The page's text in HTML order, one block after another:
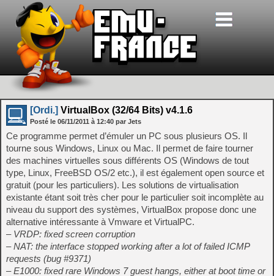
[Ordi.] VirtualBox (32/64 Bits) v4.1.6
Posté le 06/11/2011 à 12:40 par Jets
Ce programme permet d’émuler un PC sous plusieurs OS. Il
tourne sous Windows, Linux ou Mac. Il permet de faire tourner
des machines virtuelles sous différents OS (Windows de tout
type, Linux, FreeBSD OS/2 etc.), il est également open source et
gratuit (pour les particuliers). Les solutions de virtualisation
existante étant soit très cher pour le particulier soit incomplète au
niveau du support des systèmes, VirtualBox propose donc une
alternative intéressante à Vmware et VirtualPC.
– VRDP: fixed screen corruption
– NAT: the interface stopped working after a lot of failed ICMP
requests (bug #9371)
– E1000: fixed rare Windows 7 guest hangs, either at boot time or